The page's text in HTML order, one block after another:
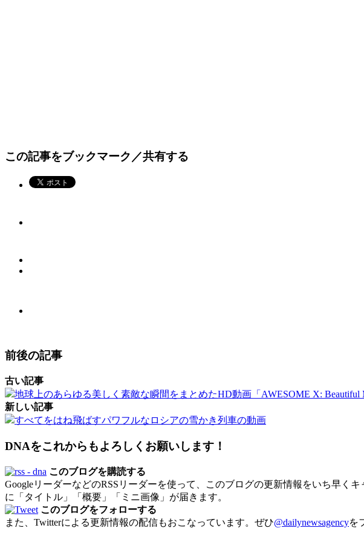
この記事をブックマーク／共有する
前後の記事
古い記事
地球上のあらゆる美しく素敵な瞬間をまとめたHD動画「AWESOME X: Beautiful
新しい記事
すべてをはね飛ばすパワフルなロシアの雪かき列車の動画
DNAをこれからもよろしくお願いします！
このブログを購読する
GoogleリーダーなどのRSSリーダーを使って、このブログの更新情報をいち早く
に「タイトル」「概要」「ミニ画像」が届きます。
このブログをフォローする
また、Twitterによる更新情報の配信もおこなっています。ぜひ@dailynewsagencyを